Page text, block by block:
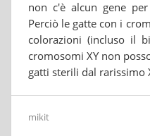
non c'è alcun gene
Perciò le gatte con i
colorazioni (incluso il
cromosomi XY non
gatti sterili dal rarissimo
mikit